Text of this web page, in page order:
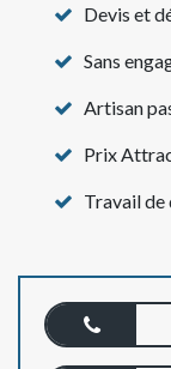
Devis et
Sans
Artisan
Prix
Travail de